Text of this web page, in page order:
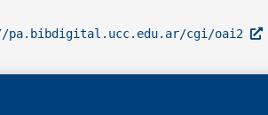
pa.bibdigital.ucc.edu.ar/cgi/oai2